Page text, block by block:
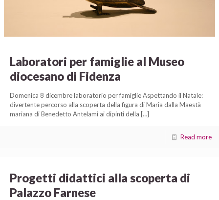
Laboratori per famiglie al Museo
diocesano di Fidenza
Domenica 8 dicembre laboratorio per famiglie Aspettando il Natale:
divertente percorso alla scoperta della figura di Maria dalla Maestà
mariana di Benedetto Antelami ai dipinti della […]
Read more
Progetti didattici alla scoperta di
Palazzo Farnese